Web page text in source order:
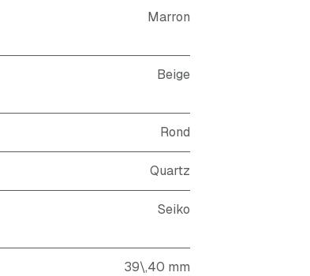
Marron
Beige
Rond
Quartz
Seiko
39\,40 mm